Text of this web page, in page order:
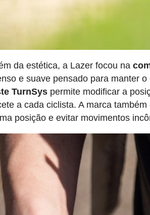
da estética, a Lazer focou na
e suave pensado para manter
TurnSys permite modificar a
a cada ciclista. A marca
posição e evitar movimentos